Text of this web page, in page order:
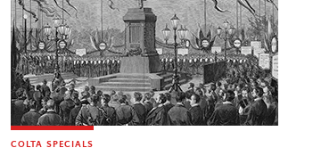
COLTA SPECIALS